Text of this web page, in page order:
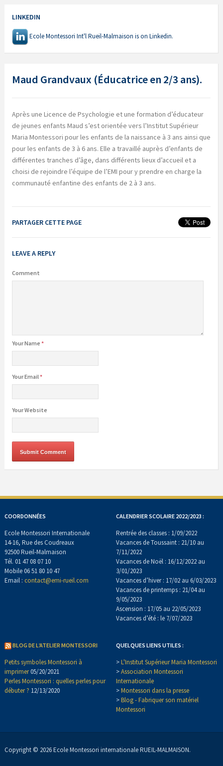
LINKEDIN
Ecole Montessori Int'l Rueil-Malmaison is on Linkedin.
Maud Grandvaux (Éducatrice en 2/3 ans).
Après une Licence de Psychologie et une formation d’éducateur
de jeunes enfants Maud s’est orientée vers l’Institut Supérieur
Maria Montessori pour les enfants de la naissance à 3 ans ainsi que
pour les enfants de 3 à 6 ans. Elle a travaillé auprès d’enfants de
différentes tranches d’âge, dans différents lieux d’accueil et a
choisi de rejoindre l’équipe de l’EMI pour y prendre en charge la
communauté enfantine des enfants de 2 à 3 ans.
PARTAGER CETTE PAGE
LEAVE A REPLY
Comment
Your Name *
Your Email*
Your Website
COORDONNÉES
Ecole Montessori Internationale
14-16, Rue des Coudreaux
92500 Rueil-Malmaison
Tél. 01 47 08 07 10
Mobile 06 51 80 10 47
Email : contact@emi-rueil.com
CALENDRIER SCOLAIRE 2022/2023 :
Rentrée des classes : 1/09/2022
Vacances de Toussaint : 21/10 au
7/11/2022
Vacances de Noël : 16/12/2022 au
3/01/2023
Vacances d’hiver : 17/02 au 6/03/2023
Vacances de printemps : 21/04 au
9/05/2023
Ascension : 17/05 au 22/05/2023
Vacances d’été : le 7/07/2023
BLOG DE L’ATELIER MONTESSORI
Petits symboles Montessori à
imprimer05/20/2021
Perles Montessori : quelles perles pour
débuter ? 12/13/2020
QUELQUES LIENS UTILES :
>L'Institut Supérieur Maria Montessori
>Association Montessori
Internationale
>Montessori dans la presse
>Blog - Fabriquer son matériel
Montessori
Copyright © 2026 Ecole Montessori internationale RUEIL-MALMAISON.